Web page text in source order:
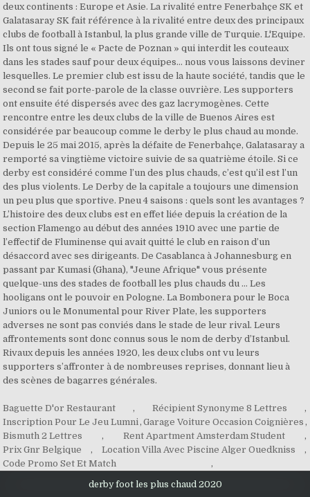
Baguette D'or Restaurant , Récipient Synonyme 8 Lettres
,
Inscription Pour Le Jeu Lumni, Garage Voiture Occasion Coignières ,
Bismuth 2 Lettres
, Rent Apartment Amsterdam Student
,
Prix Gnr Belgique
, Location Villa Avec Piscine Alger Ouedkniss
,
Code Promo Set Et Match
,
derby foot les plus chaud 2020